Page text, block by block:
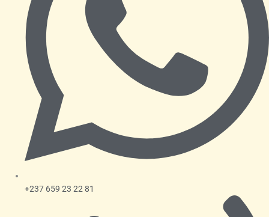
+237 659 23 22 81